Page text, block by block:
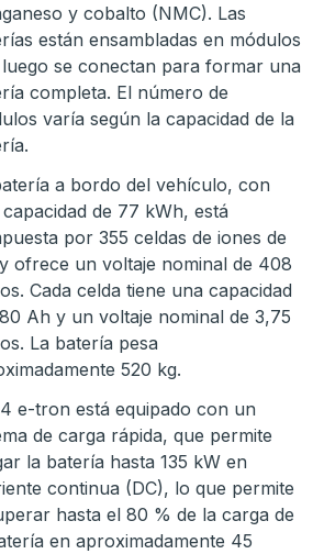
y cobalto (NMC). Las
están ensambladas en módulos
se conectan para formar una
completa. El número de
varía según la capacidad de la
a bordo del vehículo, con
de 77 kWh, está
por 355 celdas de iones de
ofrece un voltaje nominal de 408
Cada celda tiene una capacidad
Ah y un voltaje nominal de 3,75
La batería pesa
520 kg.
e-tron está equipado con un
de carga rápida, que permite
la batería hasta 135 kW en
continua (DC), lo que permite
hasta el 80 % de la carga de
en aproximadamente 45